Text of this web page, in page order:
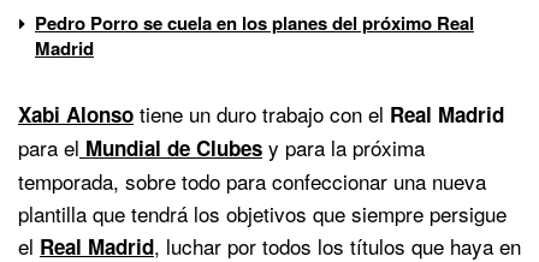
Pedro Porro se cuela en los planes del próximo Real
Madrid
Xabi Alonso tiene un duro trabajo con el Real Madrid
para el Mundial de Clubes y para la próxima
temporada, sobre todo para confeccionar una nueva
plantilla que tendrá los objetivos que siempre persigue
el Real Madrid, luchar por todos los títulos que haya en